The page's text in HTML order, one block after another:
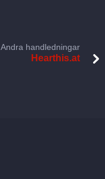
Andra handledningar
Hearthis.at